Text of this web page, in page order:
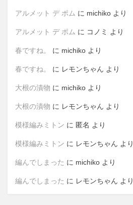
アルメット デ ポム に michiko より
アルメット デ ポム に コノミ より
春ですね。 に michiko より
春ですね。 に レモンちゃん より
大根の漬物 に michiko より
大根の漬物 に レモンちゃん より
模様編みミトン に 匿名 より
模様編みミトン に レモンちゃん より
編んでしまった に michiko より
編んでしまった に レモンちゃん より